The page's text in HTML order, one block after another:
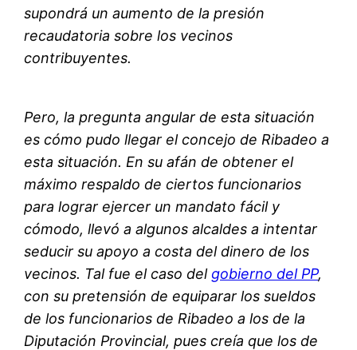
supondrá un aumento de la presión
recaudatoria sobre los vecinos
contribuyentes.
Pero, la pregunta angular de esta situación
es cómo pudo llegar el concejo de Ribadeo a
esta situación. En su afán de obtener el
máximo respaldo de ciertos funcionarios
para lograr ejercer un mandato fácil y
cómodo, llevó a algunos alcaldes a intentar
seducir su apoyo a costa del dinero de los
vecinos. Tal fue el caso del gobierno del PP,
con su pretensión de equiparar los sueldos
de los funcionarios de Ribadeo a los de la
Diputación Provincial, pues creía que los de